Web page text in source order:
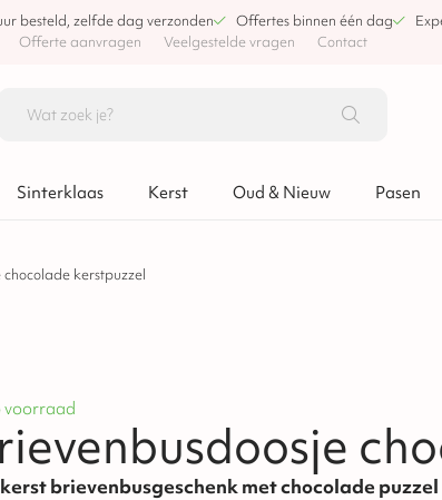
besteld, zelfde dag verzonden Offertes binnen één dag
Offerte aanvragen
Veelgestelde vragen Contact
Sinterklaas Kerst Oud & Nieuw Pasen
chocolade kerstpuzzel
voorraad
kerst brievenbusgeschenk met chocolade puzzel